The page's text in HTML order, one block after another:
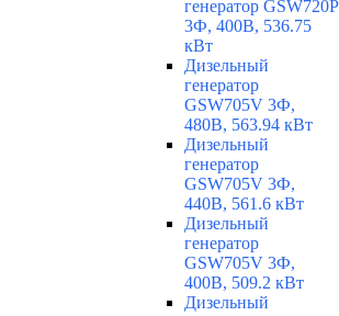
генератор GSW720P
3Ф, 400В, 536.75
кВт
Дизельный
генератор
GSW705V 3Ф,
480В, 563.94 кВт
Дизельный
генератор
GSW705V 3Ф,
440В, 561.6 кВт
Дизельный
генератор
GSW705V 3Ф,
400В, 509.2 кВт
Дизельный